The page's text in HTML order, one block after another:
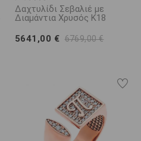
Δαχτυλίδι Σεβαλιέ με
Διαμάντια Χρυσός K18
5641,00 € 6769,00 €